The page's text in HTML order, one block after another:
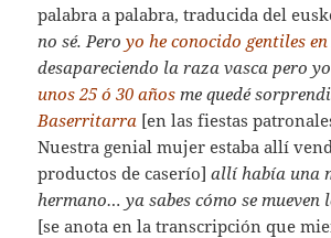
palabra a palabra, traducida del
no sé. Peroyo he conocido gentiles
desapareciendo la raza vasca pero
unos 25 ó 30 años me quedé
Baserritarra [en las fiestas
Nuestra genial mujer estaba allí
productos de caserío]allí había una
hermano… ya sabes cómo se mueven
[se anota en la transcripción que